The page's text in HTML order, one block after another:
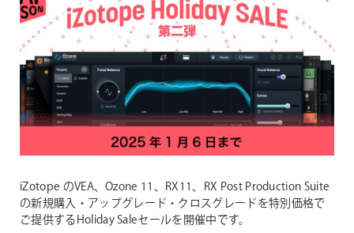
iZotope のVEA、Ozone 11、RX11、RX Post Production Suite
の新規購入・アップグレード・クロスグレードを特別価格で
ご提供するHoliday Saleセールを開催中です。